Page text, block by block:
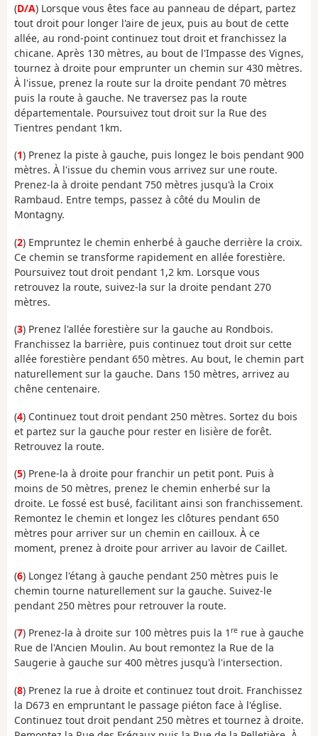
(D/A) Lorsque vous êtes face au panneau de départ, partez
tout droit pour longer l'aire de jeux, puis au bout de cette
allée, au rond-point continuez tout droit et franchissez la
chicane. Après 130 mètres, au bout de l'Impasse des Vignes,
tournez à droite pour emprunter un chemin sur 430 mètres.
À l'issue, prenez la route sur la droite pendant 70 mètres
puis la route à gauche. Ne traversez pas la route
départementale. Poursuivez tout droit sur la Rue des
Tientres pendant 1km.
(1) Prenez la piste à gauche, puis longez le bois pendant 900
mètres. À l'issue du chemin vous arrivez sur une route.
Prenez-la à droite pendant 750 mètres jusqu'à la Croix
Rambaud. Entre temps, passez à côté du Moulin de
Montagny.
(2) Empruntez le chemin enherbé à gauche derrière la croix.
Ce chemin se transforme rapidement en allée forestière.
Poursuivez tout droit pendant 1,2 km. Lorsque vous
retrouvez la route, suivez-la sur la droite pendant 270
mètres.
(3) Prenez l'allée forestière sur la gauche au Rondbois.
Franchissez la barrière, puis continuez tout droit sur cette
allée forestière pendant 650 mètres. Au bout, le chemin part
naturellement sur la gauche. Dans 150 mètres, arrivez au
chêne centenaire.
(4) Continuez tout droit pendant 250 mètres. Sortez du bois
et partez sur la gauche pour rester en lisière de forêt.
Retrouvez la route.
(5) Prene-la à droite pour franchir un petit pont. Puis à
moins de 50 mètres, prenez le chemin enherbé sur la
droite. Le fossé est busé, facilitant ainsi son franchissement.
Remontez le chemin et longez les clôtures pendant 650
mètres pour arriver sur un chemin en cailloux. À ce
moment, prenez à droite pour arriver au lavoir de Caillet.
(6) Longez l'étang à gauche pendant 250 mètres puis le
chemin tourne naturellement sur la gauche. Suivez-le
pendant 250 mètres pour retrouver la route.
(7) Prenez-la à droite sur 100 mètres puis la 1 re rue à gauche
Rue de l'Ancien Moulin. Au bout remontez la Rue de la
Saugerie à gauche sur 400 mètres jusqu'à l'intersection.
(8) Prenez la rue à droite et continuez tout droit. Franchissez
la D673 en empruntant le passage piéton face à l'église.
Continuez tout droit pendant 250 mètres et tournez à droite.